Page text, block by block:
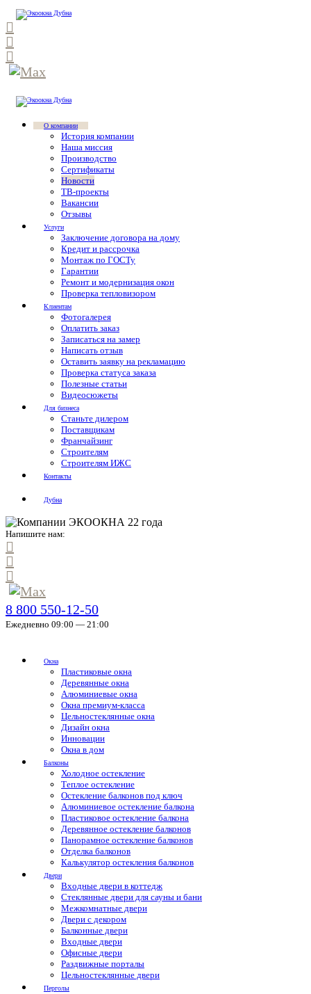
О компании
История компании
Наша миссия
Производство
Сертификаты
Новости
ТВ-проекты
Вакансии
Отзывы
Услуги
Заключение договора на дому
Кредит и рассрочка
Монтаж по ГОСТу
Гарантии
Ремонт и модернизация окон
Проверка тепловизором
Клиентам
Фотогалерея
Оплатить заказ
Записаться на замер
Написать отзыв
Оставить заявку на рекламацию
Проверка статуса заказа
Полезные статьи
Видеосюжеты
Для бизнеса
Станьте дилером
Поставщикам
Франчайзинг
Строителям
Строителям ИЖС
Контакты
Дубна
Напишите нам:
8 800 550-12-50
Ежедневно 09:00 — 21:00
Окна
Пластиковые окна
Деревянные окна
Алюминиевые окна
Окна премиум-класса
Цельностеклянные окна
Дизайн окна
Инновации
Окна в дом
Балконы
Холодное остекление
Теплое остекление
Остекление балконов под ключ
Алюминиевое остекление балкона
Пластиковое остекление балкона
Деревянное остекление балконов
Панорамное остекление балконов
Отделка балконов
Калькулятор остекления балконов
Двери
Входные двери в коттедж
Стеклянные двери для сауны и бани
Межкомнатные двери
Двери с декором
Балконные двери
Входные двери
Офисные двери
Раздвижные порталы
Цельностеклянные двери
Перголы